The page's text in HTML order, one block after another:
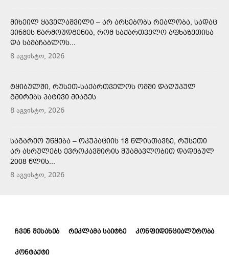
ᲛᲘᲮᲔᲘᲚ ᲧᲐᲕᲔᲚᲐᲨᲕᲘᲚᲘ – ᲐᲠ ᲐᲠᲡᲔᲑᲝᲑᲡ ᲠᲔᲐᲚᲝᲑᲐ, ᲡᲐᲓᲐᲪ
ᲕᲘᲜᲛᲔᲡ ᲬᲐᲠᲛᲝᲣᲓᲒᲔᲜᲘᲐ, ᲠᲝᲛ ᲡᲐᲥᲐᲠᲗᲕᲔᲚᲝ ᲐᲤᲮᲐᲖᲔᲗᲘᲡᲐ
ᲓᲐ ᲡᲐᲛᲐᲩᲐᲑᲚᲝᲡ...
8 აგვისტო, 2026
ᲢᲧᲘᲑᲣᲚᲨᲘ, ᲠᲣᲡᲔᲗ-ᲡᲐᲥᲐᲠᲗᲕᲔᲚᲝᲡ ᲝᲛᲨᲘ ᲓᲐᲦᲣᲞᲣᲚ
ᲒᲛᲘᲠᲔᲑᲡ ᲞᲐᲢᲘᲕᲘ ᲛᲘᲐᲒᲔᲡ
8 აგვისტო, 2026
ᲡᲐᲒᲐᲠᲔᲝ ᲣᲬᲧᲔᲑᲐ – ᲝᲙᲣᲞᲐᲪᲘᲘᲡ 18 ᲬᲚᲘᲡᲗᲐᲕᲖᲔ, ᲠᲣᲡᲔᲗᲘ
ᲐᲠ ᲐᲡᲠᲣᲚᲔᲑᲡ ᲔᲕᲠᲝᲙᲐᲕᲨᲘᲠᲘᲡ ᲨᲣᲐᲛᲐᲕᲚᲝᲑᲘᲗ ᲓᲐᲓᲔᲑᲣᲚ
2008 ᲬᲚᲘᲡ...
8 აგვისტო, 2026
ᲩᲕᲔᲜ ᲨᲔᲡᲐᲮᲔᲑ ᲠᲔᲙᲚᲐᲛᲐ ᲡᲐᲘᲢᲖᲔ ᲙᲝᲜᲤᲘᲓᲔᲜᲪᲘᲐᲚᲣᲠᲝᲑᲐ
ᲙᲝᲜᲢᲐᲥᲢᲘ